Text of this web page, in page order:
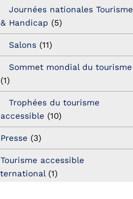
Journées nationales Tourisme
& Handicap (5)
Salons (11)
Sommet mondial du tourisme
(1)
Trophées du tourisme
accessible (10)
Presse (3)
Tourisme accessible
(1)